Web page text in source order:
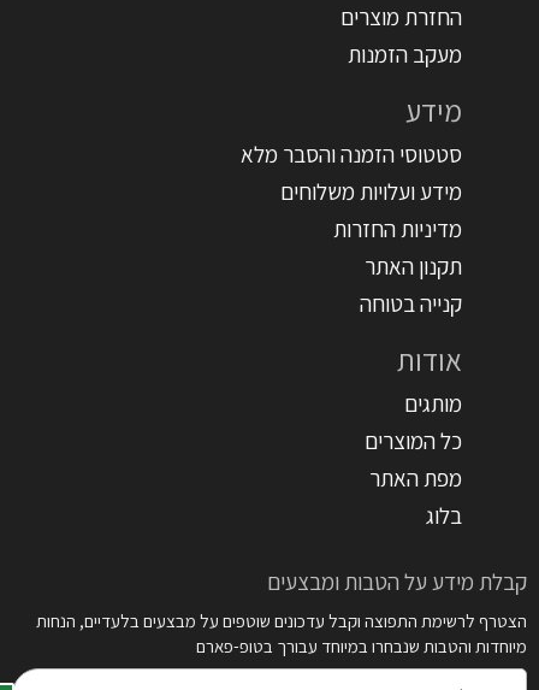
החזרת מוצרים
מעקב הזמנות
מידע
סטטוסי הזמנה והסבר מלא
מידע ועלויות משלוחים
מדיניות החזרות
תקנון האתר
קנייה בטוחה
אודות
מותגים
כל המוצרים
מפת האתר
בלוג
קבלת מידע על הטבות ומבצעים
הצטרף לרשימת התפוצה וקבל עדכונים שוטפים על מבצעים בלעדיים, הנחות
מיוחדות והטבות שנבחרו במיוחד עבורך בטופ-פארם